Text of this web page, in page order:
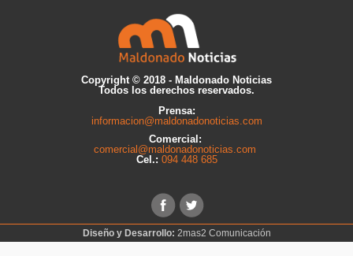
Copyright © 2018 - Maldonado Noticias
Todos los derechos reservados.
Prensa:
informacion@maldonadonoticias.com
Comercial:
comercial@maldonadonoticias.com
Cel.: 094 448 685
Diseño y Desarrollo: 2mas2 Comunicación